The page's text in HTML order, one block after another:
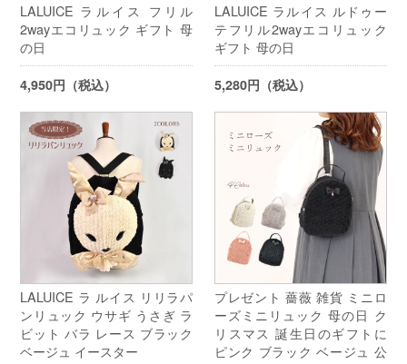
LALUICE ラルイス フリル
2wayエコリュック ギフト 母
の日
4,950円（税込）
LALUICE ラルイス ルドゥー
テフリル2wayエコリュック
ギフト 母の日
5,280円（税込）
LALUICE ラ ルイス リリラパ
ンリュック ウサギ うさぎ ラ
ビット バラ レース ブラック
ベージュ イースター
プレゼント 薔薇 雑貨 ミニロ
ーズミニリュック 母の日 ク
リスマス 誕生日のギフトに
ピンク ブラック ベージュ 公